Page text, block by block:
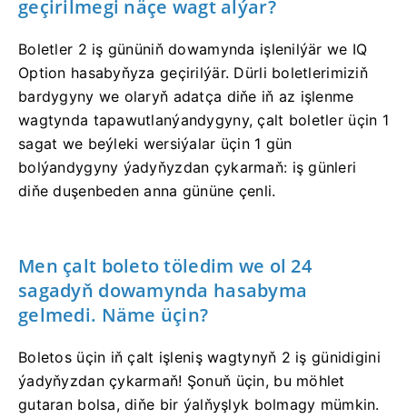
geçirilmegi näçe wagt alýar?
Boletler 2 iş gününiň dowamynda işlenilýär we IQ
Option hasabyňyza geçirilýär. Dürli boletlerimiziň
bardygyny we olaryň adatça diňe iň az işlenme
wagtynda tapawutlanýandygyny, çalt boletler üçin 1
sagat we beýleki wersiýalar üçin 1 gün
bolýandygyny ýadyňyzdan çykarmaň: iş günleri
diňe duşenbeden anna gününe çenli.
Men çalt boleto töledim we ol 24
sagadyň dowamynda hasabyma
gelmedi. Näme üçin?
Boletos üçin iň çalt işleniş wagtynyň 2 iş günidigini
ýadyňyzdan çykarmaň! Şonuň üçin, bu möhlet
gutaran bolsa, diňe bir ýalňyşlyk bolmagy mümkin.